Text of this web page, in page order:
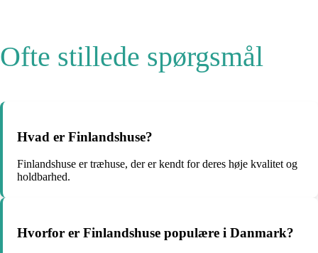
Ofte stillede spørgsmål
Hvad er Finlandshuse?
Finlandshuse er træhuse, der er kendt for deres høje kvalitet og
holdbarhed.
Hvorfor er Finlandshuse populære i Danmark?